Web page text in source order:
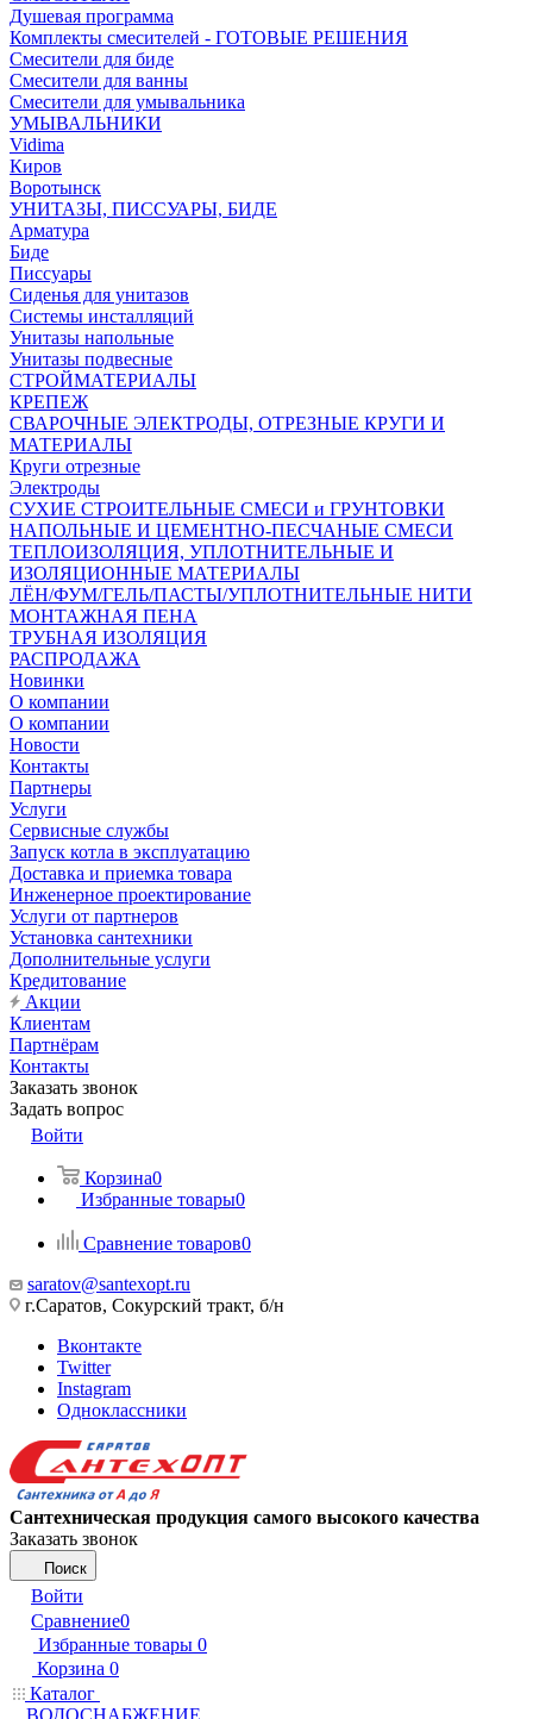
Душевая программа
Комплекты смесителей - ГОТОВЫЕ РЕШЕНИЯ
Смесители для биде
Смесители для ванны
Смесители для умывальника
УМЫВАЛЬНИКИ
Vidima
Киров
Воротынск
УНИТАЗЫ, ПИССУАРЫ, БИДЕ
Арматура
Биде
Писсуары
Сиденья для унитазов
Системы инсталляций
Унитазы напольные
Унитазы подвесные
СТРОЙМАТЕРИАЛЫ
КРЕПЕЖ
СВАРОЧНЫЕ ЭЛЕКТРОДЫ, ОТРЕЗНЫЕ КРУГИ И
МАТЕРИАЛЫ
Круги отрезные
Электроды
СУХИЕ СТРОИТЕЛЬНЫЕ СМЕСИ и ГРУНТОВКИ
НАПОЛЬНЫЕ И ЦЕМЕНТНО-ПЕСЧАНЫЕ СМЕСИ
ТЕПЛОИЗОЛЯЦИЯ, УПЛОТНИТЕЛЬНЫЕ И
ИЗОЛЯЦИОННЫЕ МАТЕРИАЛЫ
ЛЁН/ФУМ/ГЕЛЬ/ПАСТЫ/УПЛОТНИТЕЛЬНЫЕ НИТИ
МОНТАЖНАЯ ПЕНА
ТРУБНАЯ ИЗОЛЯЦИЯ
РАСПРОДАЖА
Новинки
О компании
О компании
Новости
Контакты
Партнеры
Услуги
Сервисные службы
Запуск котла в эксплуатацию
Доставка и приемка товара
Инженерное проектирование
Услуги от партнеров
Установка сантехники
Дополнительные услуги
Кредитование
Акции
Клиентам
Партнёрам
Контакты
Заказать звонок
Задать вопрос
Войти
Корзина0
Избранные товары0
Сравнение товаров0
saratov@santexopt.ru
г.Саратов, Сокурский тракт, б/н
Вконтакте
Twitter
Instagram
Одноклассники
Сантехническая продукция самого высокого качества
Заказать звонок
Поиск
Войти
Сравнение0
Избранные товары 0
Корзина 0
Каталог
ВОДОСНАБЖЕНИЕ